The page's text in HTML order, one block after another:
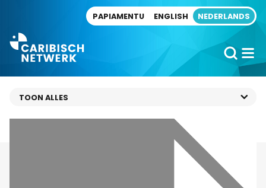
PAPIAMENTU ENGLISH NEDERLANDS